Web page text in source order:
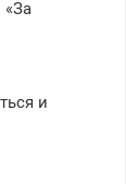
«За
и